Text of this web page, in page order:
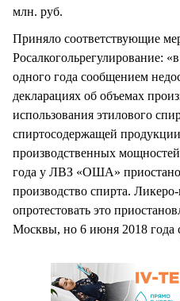
млн. руб.
Приняло соответствующие
Росалкогольрегулирование:
одного года сообщением
декларациях об объемах
использования этилового
спиртосодержащей
производственных
года у ЛВЗ «ОША»
производство спирта.
опротестовать это
Москвы, но 6 июня 2018 года